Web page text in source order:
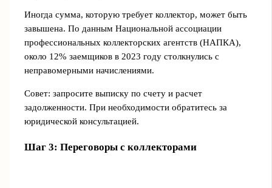
Иногда сумма, которую требует коллектор, может быть
завышена. По данным Национальной ассоциации
профессиональных коллекторских агентств (НАПКА),
около 12% заемщиков в 2023 году столкнулись с
неправомерными начислениями.
Совет: запросите выписку по счету и расчет
задолженности. При необходимости обратитесь за
юридической консультацией.
Шаг 3: Переговоры с коллекторами